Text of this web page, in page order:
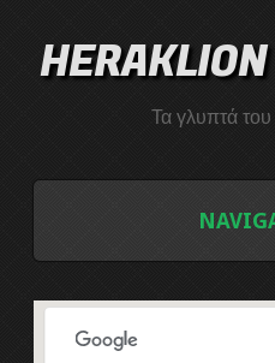
Τα γλυπτά
ΛΙΣΤΑ ΓΛΥΠΤΩΝ